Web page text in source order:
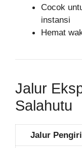
Cocok
instansi
Hemat
Jalur
Salahutu
Jalur